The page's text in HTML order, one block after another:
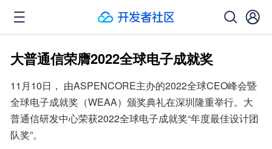
大普通信荣膺2022全球电子成就奖
11月10日， 由ASPENCORE主办的2022全球CEO峰会暨
全球电子成就奖（WEAA）颁奖典礼在深圳隆重举行。大
普通信研发中心荣获2022全球电子成就奖“年度最佳设计团
队奖”。